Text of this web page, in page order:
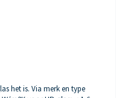
het is. Via merk en type